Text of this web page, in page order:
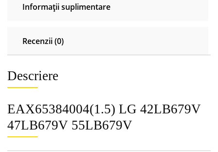
Informații suplimentare
Recenzii (0)
Descriere
EAX65384004(1.5) LG 42LB679V
47LB679V 55LB679V